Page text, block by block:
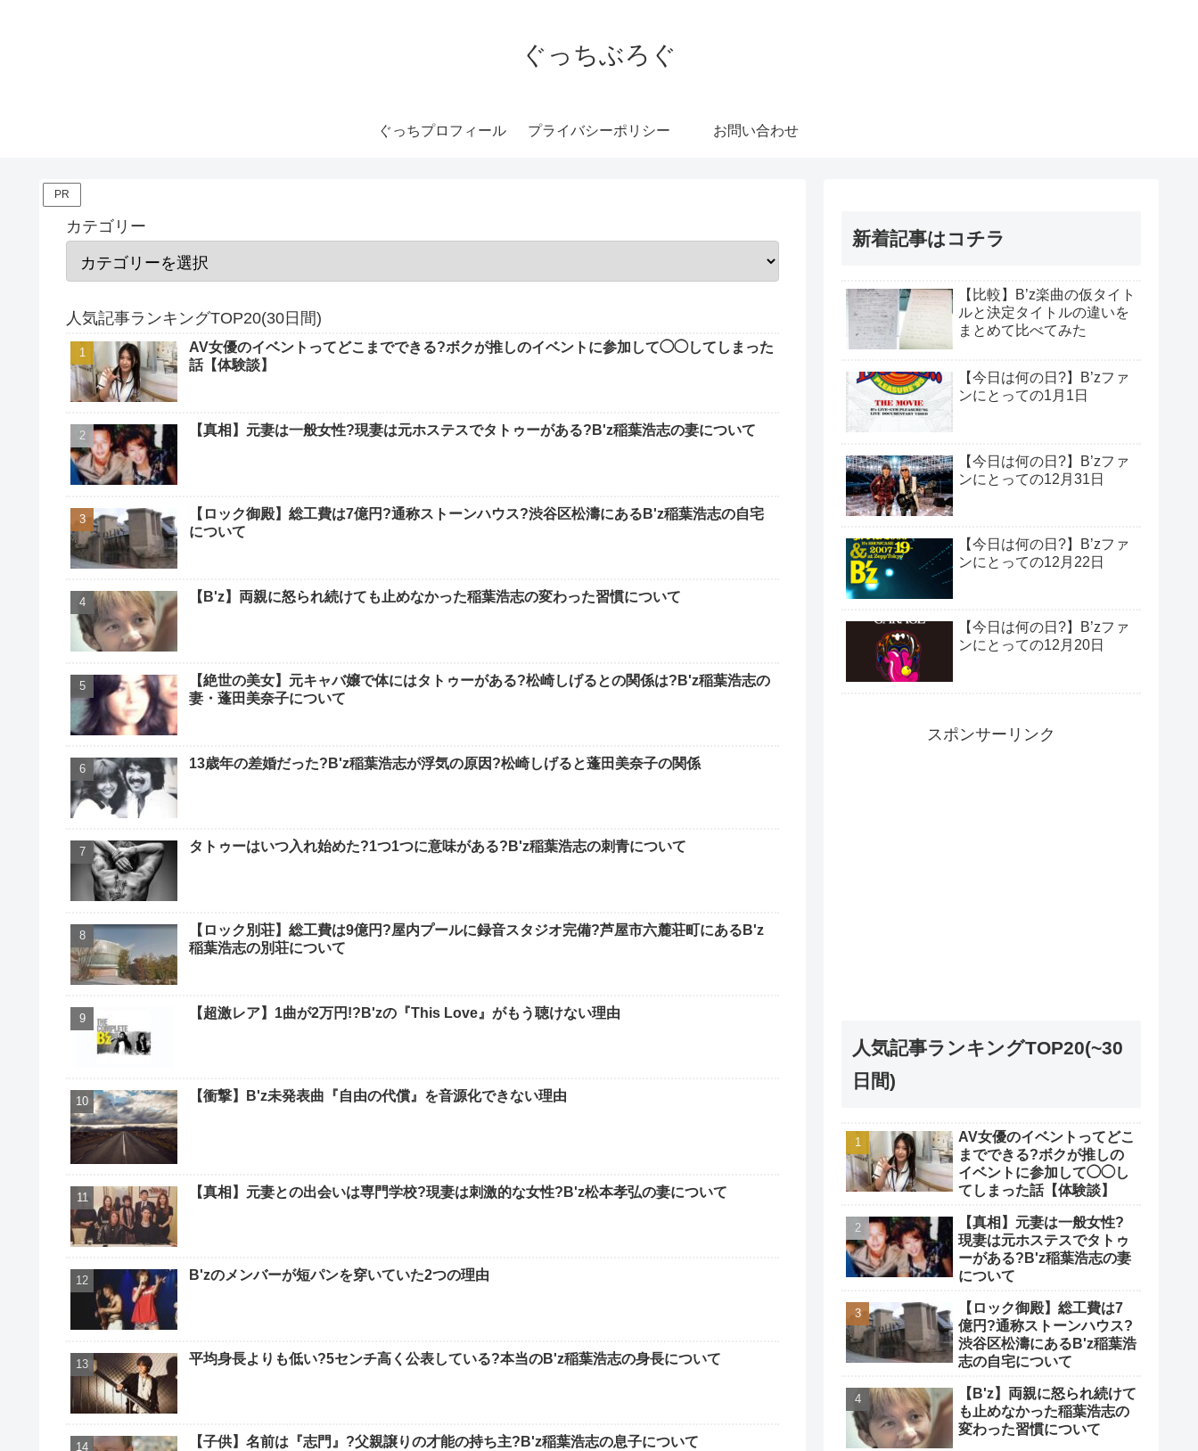
ぐっちぶろぐ
ぐっちプロフィール プライバシーポリシー お問い合わせ
PR
カテゴリー
人気記事ランキングTOP20(30日間)
AV女優のイベントってどこまでできる?ボクが推しのイベントに参加して◯◯してしまった
話【体験談】
【真相】元妻は一般女性?現妻は元ホステスでタトゥーがある?B'z稲葉浩志の妻について
【ロック御殿】総工費は7億円?通称ストーンハウス?渋谷区松濤にあるB'z稲葉浩志の自宅
について
【B'z】両親に怒られ続けても止めなかった稲葉浩志の変わった習慣について
【絶世の美女】元キャバ嬢で体にはタトゥーがある?松崎しげるとの関係は?B'z稲葉浩志の
妻・蓬田美奈子について
13歳年の差婚だった?B'z稲葉浩志が浮気の原因?松崎しげると蓬田美奈子の関係
タトゥーはいつ入れ始めた?1つ1つに意味がある?B'z稲葉浩志の刺青について
【ロック別荘】総工費は9億円?屋内プールに録音スタジオ完備?芦屋市六麓荘町にあるB'z
稲葉浩志の別荘について
【超激レア】1曲が2万円!?B'zの『This Love』がもう聴けない理由
【衝撃】B'z未発表曲『自由の代償』を音源化できない理由
【真相】元妻との出会いは専門学校?現妻は刺激的な女性?B'z松本孝弘の妻について
B'zのメンバーが短パンを穿いていた2つの理由
平均身長よりも低い?5センチ高く公表している?本当のB'z稲葉浩志の身長について
【子供】名前は『志門』?父親譲りの才能の持ち主?B'z稲葉浩志の息子について
新着記事はコチラ
【比較】B’z楽曲の仮タイト
ルと決定タイトルの違いを
まとめて比べてみた
【今日は何の日?】B’zファ
ンにとっての1月1日
【今日は何の日?】B’zファ
ンにとっての12月31日
【今日は何の日?】B’zファ
ンにとっての12月22日
【今日は何の日?】B’zファ
ンにとっての12月20日
スポンサーリンク
人気記事ランキングTOP20(~30
日間)
AV女優のイベントってどこ
までできる?ボクが推しの
イベントに参加して◯◯し
てしまった話【体験談】
【真相】元妻は一般女性?
現妻は元ホステスでタトゥ
ーがある?B'z稲葉浩志の妻
について
【ロック御殿】総工費は7
億円?通称ストーンハウス?
渋谷区松濤にあるB'z稲葉浩
志の自宅について
【B'z】両親に怒られ続けて
も止めなかった稲葉浩志の
変わった習慣について